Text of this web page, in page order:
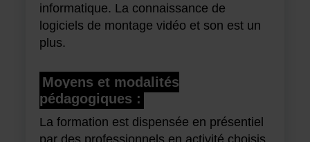
informatique. La connaissance de
logiciels de montage vidéo et son est un
plus.
Moyens et modalités
pédagogiques :
La formation est dispensée en présentiel
par des professionnels en activité choisis